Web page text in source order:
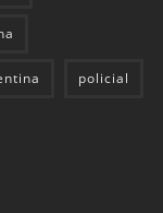
policial